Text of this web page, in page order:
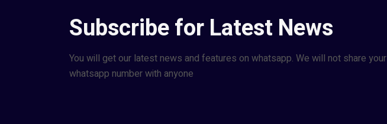
Subscribe for Latest News
You will get our latest news and features on whatsapp. We will not share your
whatsapp number with anyone